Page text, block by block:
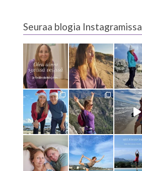
Seuraa blogia Instagramissa